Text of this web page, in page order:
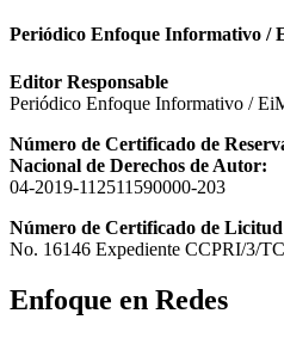
Periódico Enfoque Informativo /
Editor Responsable
Periódico Enfoque Informativo /
Número de Certificado de
Nacional de Derechos de Autor:
04-2019-112511590000-203
Número de Certificado de
No. 16146 Expediente CCPRI/3/
Enfoque en Redes